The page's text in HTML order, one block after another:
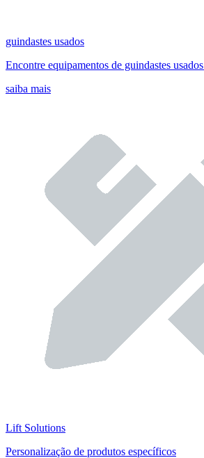
guindastes usados
Encontre equipamentos de guindastes
saiba mais
Lift Solutions
Personalização de produtos específicos